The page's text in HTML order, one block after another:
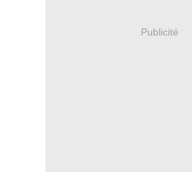
Publicité